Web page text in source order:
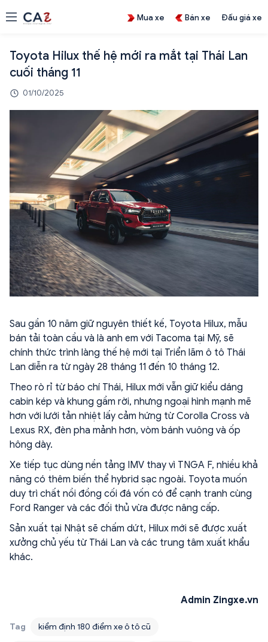
Mua xe Bán xe Đấu giá xe
Toyota Hilux thế hệ mới ra mắt tại Thái Lan
cuối tháng 11
01/10/2025
Sau gần 10 năm giữ nguyên thiết kế, Toyota Hilux, mẫu
bán tải toàn cầu và là anh em với Tacoma tại Mỹ, sẽ
chính thức trình làng thế hệ mới tại Triển lãm ô tô Thái
Lan diễn ra từ ngày 28 tháng 11 đến 10 tháng 12.
Theo rò rỉ từ báo chí Thái, Hilux mới vẫn giữ kiểu dáng
cabin kép và khung gầm rời, nhưng ngoại hình mạnh mẽ
hơn với lưới tản nhiệt lấy cảm hứng từ Corolla Cross và
Lexus RX, đèn pha mảnh hơn, vòm bánh vuông và ốp
hông dày.
Xe tiếp tục dùng nền tảng IMV thay vì TNGA F, nhiều khả
năng có thêm biến thể hybrid sạc ngoài. Toyota muốn
duy trì chất nồi đồng cối đá vốn có để cạnh tranh cùng
Ford Ranger và các đối thủ vừa được nâng cấp.
Sản xuất tại Nhật sẽ chấm dứt, Hilux mới sẽ được xuất
xưởng chủ yếu từ Thái Lan và các trung tâm xuất khẩu
khác.
Admin Zingxe.vn
Tag kiểm định 180 điểm xe ô tô cũ